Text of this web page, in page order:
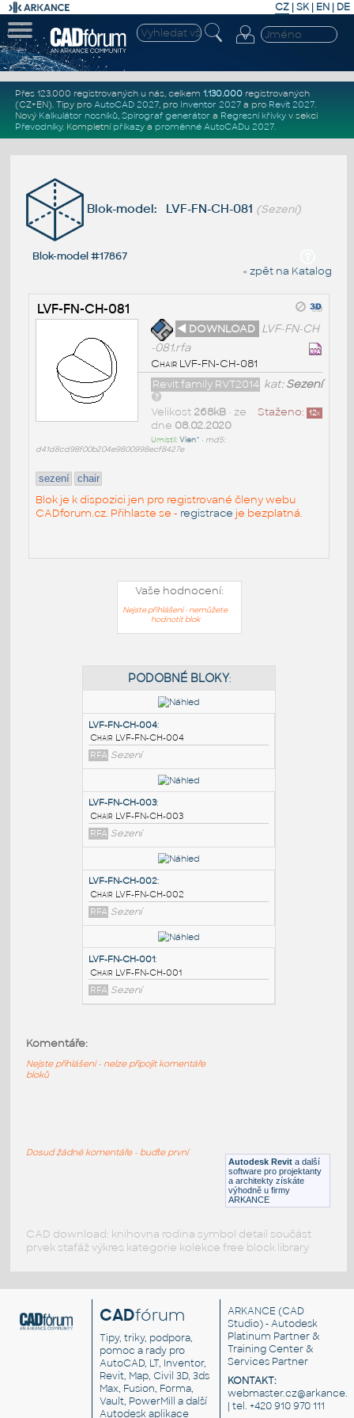
CZ | SK| EN | DE
Přes 123.000 registrovaných u nás, celkem 1.130.000registrovaných
(CZ+EN). Tipy pro AutoCAD 2027, pro Inventor 2027a pro Revit 2027.
Nový Kalkulátor nosníků, Spirograf generátor a Regresní křivkyv sekci
Převodníky. Kompletní příkazya proměnné AutoCADu 2027.
Blok-model: LVF-FN-CH-081 (Sezení)
Blok-model #17867
« zpět na Katalog
LVF-FN-CH-081
◄ DOWNLOAD LVF-FN-CH
-081.rfa
Chair LVF-FN-CH-081
kat:Sezení
Revit family RVT2014
Staženo: 12x
Velikost 268kB• ze
dne 08.02.2020
Umístil:Vien^ • md5:
d41d8cd98f00b204e9800998ecf8427e
sezení chair
Blok je k dispozici jen pro registrované členy webu
CADforum.cz. Přihlaste se - registrace je bezplatná.
Vaše hodnocení:
Nejste přihlášeni - nemůžete
hodnotit blok
PODOBNÉ BLOKY
LVF-FN-CH-004
Chair LVF-FN-CH-004
RFA Sezení
LVF-FN-CH-003:
Chair LVF-FN-CH-003
RFA Sezení
Sezení
Autodesk Revit a další
software pro projektanty
a architekty získáte
výhodně u firmy
ARKANCE
Komentáře:
Nejste přihlášeni - nelze připojit komentáře
bloků
Dosud žádné komentáře - buďte první
CAD download: knihovna rodina symbol detail součást
prvek stafáž výkres kategorie kolekce free block library
CADfórum
Tipy, triky, podpora,
pomoc a rady pro
AutoCAD, LT, Inventor,
Revit, Map, Civil 3D, 3ds
Max, Fusion, Forma,
Vault, PowerMill a další
Autodesk aplikace
ARKANCE (CAD
Studio) - Autodesk
Platinum Partner &
Training Center &
Services Partner
KONTAKT:
| tel. +420 910 970 111